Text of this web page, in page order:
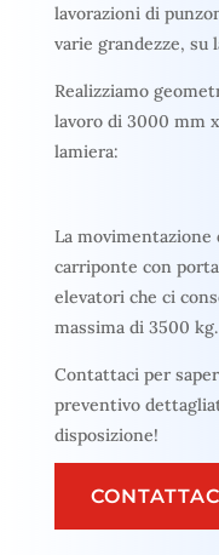
lavorazioni di
varie grandezze, su
Realizziamo
lavoro di 3000 mm
lamiera:
La movimentazione
carriponte con
elevatori che ci
massima di 3500 kg.
Contattaci per
preventivo
disposizione!